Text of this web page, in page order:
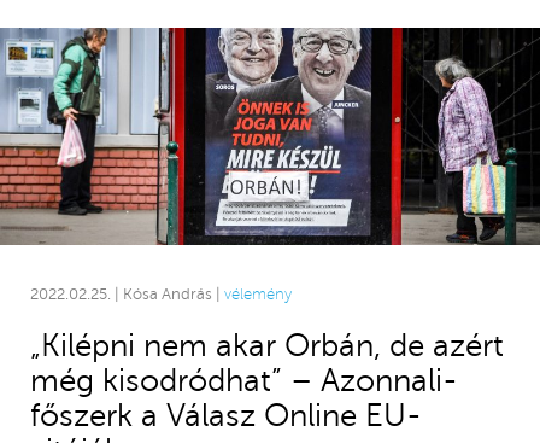
2022.02.25. | Kósa András | vélemény
„Kilépni nem akar Orbán, de azért
még kisodródhat” – Azonnali-
főszerk a Válasz Online EU-